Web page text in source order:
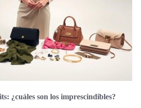
¿cuáles son los imprescindibles?